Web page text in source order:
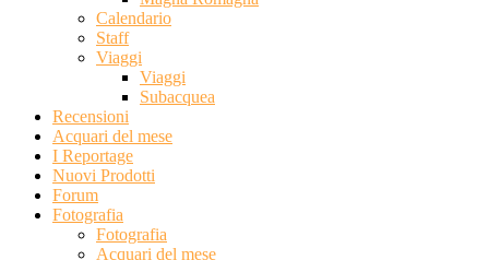
Calendario
Staff
Viaggi
Viaggi
Subacquea
Recensioni
Acquari del mese
I Reportage
Nuovi Prodotti
Forum
Fotografia
Fotografia
Acquari del mese